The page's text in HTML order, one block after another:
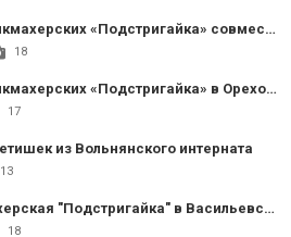
Сеть детских парикмахерских «Подстригайка» совместно с волонтерами благотворительного фонда «Улыбка ребёнка» проведали ребятишек из Школы-интернат №7
18
Сеть детских парикмахерских «Подстригайка» в Ореховском центре социально-психологической реабилитации детей
17
из Вольнянского интерната
13
Детская парикмахерская "Подстригайка" в Васильевской школе-интернате
18